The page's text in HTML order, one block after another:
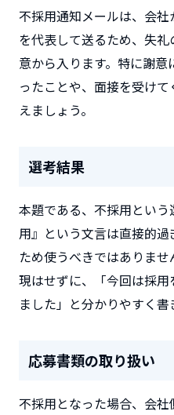
不採用通知メールは、会
を代表して送るため、失
意から入ります。特に謝
ったことや、面接を受け
えましょう。
選考結果
本題である、不採用とい
用』という文言は直接的
ため使うべきではありま
現はせずに、「今回は採
ました」と分かりやすく書
応募書類の取り扱い
不採用となった場合、会